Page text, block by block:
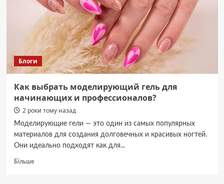
постачання
Блоги
Как выбрать моделирующий гель для
начинающих и профессионалов?
2 роки тому назад
Моделирующие гели — это один из самых популярных
материалов для создания долговечных и красивых ногтей.
Они идеально подходят как для...
БільшеДокладніше